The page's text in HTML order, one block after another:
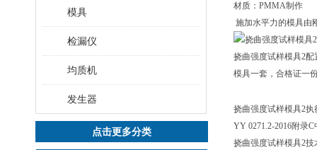
模具
检漏仪
均质机
发生器
点击更多分类
材质：PMMA制作
施加水平力的模具由
挠曲强度试样模具2配
模具一套，合格证一
挠曲强度试样模具2执
YY 0271.2-2016附录C
挠曲强度试样模具2技